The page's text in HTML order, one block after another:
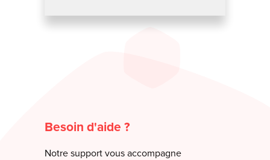
Besoin d'aide ?
Notre support vous accompagne